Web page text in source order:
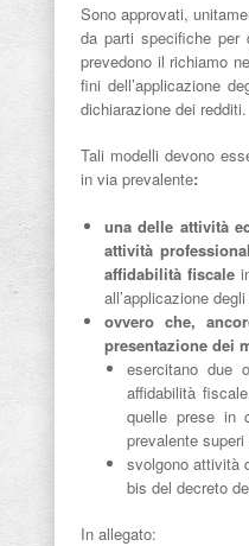
Sono approvati,
da parti specifiche
prevedono il richiamo
fini dell’applicazione
dichiarazione dei redditi.
Tali modelli devono
in via prevalente:
una delle attività
attività
affidabilità fiscale
all’applicazione
ovvero che,
presentazione dei
esercitano due
affidabilità
quelle prese in
prevalente
svolgono attività
bis del decreto
In allegato: